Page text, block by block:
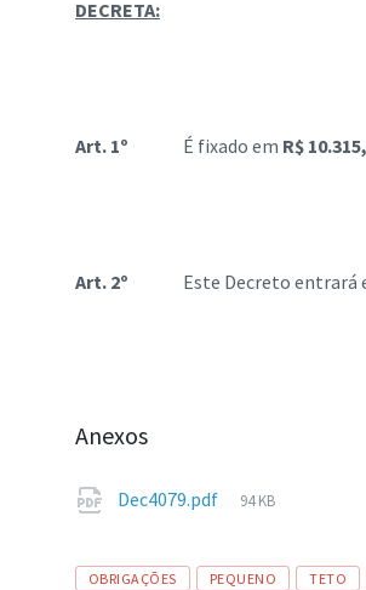
DECRETA:
Art. 1º É fixado em R$
Art. 2º Este Decreto entrará
Anexos
Dec4079.pdf
Tamanho
94 KB
Tags
OBRIGAÇÕES PEQUENO TETO